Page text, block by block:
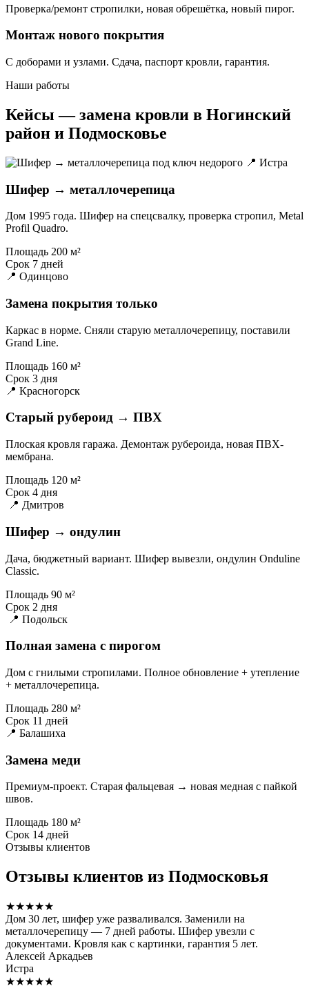
Проверка/ремонт стропилки, новая обрешётка, новый пирог.
Монтаж нового покрытия
С доборами и узлами. Сдача, паспорт кровли, гарантия.
Наши работы
Кейсы — замена кровли в Ногинский
район и Подмосковье
📍 Истра
Шифер → металлочерепица
Дом 1995 года. Шифер на спецсвалку, проверка стропил, Metal
Profil Quadro.
Площадь 200 м²
Срок 7 дней
📍 Одинцово
Замена покрытия только
Каркас в норме. Сняли старую металлочерепицу, поставили
Grand Line.
Площадь 160 м²
Срок 3 дня
📍 Красногорск
Старый рубероид → ПВХ
Плоская кровля гаража. Демонтаж рубероида, новая ПВХ-
мембрана.
Площадь 120 м²
Срок 4 дня
📍 Дмитров
Шифер → ондулин
Дача, бюджетный вариант. Шифер вывезли, ондулин Onduline
Classic.
Площадь 90 м²
Срок 2 дня
📍 Подольск
Полная замена с пирогом
Дом с гнилыми стропилами. Полное обновление + утепление
+ металлочерепица.
Площадь 280 м²
Срок 11 дней
📍 Балашиха
Замена меди
Премиум-проект. Старая фальцевая → новая медная с пайкой
швов.
Площадь 180 м²
Срок 14 дней
Отзывы клиентов
Отзывы клиентов из Подмосковья
★★★★★
Дом 30 лет, шифер уже разваливался. Заменили на
металлочерепицу — 7 дней работы. Шифер увезли с
документами. Кровля как с картинки, гарантия 5 лет.
Алексей Аркадьев
Истра
★★★★★